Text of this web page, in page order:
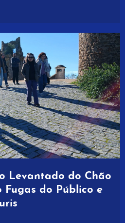
Levantado do Chão
Fugas do Público e